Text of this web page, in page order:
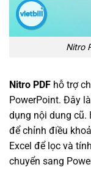
Nitro
Nitro PDF hỗ trợ
PowerPoint. Đây
dụng nội dung cũ.
để chỉnh điều
Excel để lọc và
chuyển sang